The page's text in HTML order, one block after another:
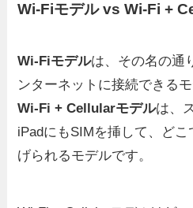
Wi-Fiモデル vs Wi-Fi +
Wi-Fiモデルは、その名の通
ンターネットに接続できるモ
Wi-Fi + Cellularモデルは、
iPadにもSIMを挿して、ど
げられるモデルです。